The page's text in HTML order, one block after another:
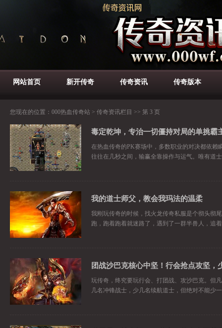
网站首页 新开传奇 传奇资讯 传奇版本
您现在的位置： 000热血传奇站 > 传奇资讯栏目 >> 第 3 页
毒定乾坤，专治一切僵持对局的单挑霸
在热血传奇的PK赛场中，多数职业的对决都依
往往在几秒之间，输赢全靠操作与运气。唯有道
我的道士师父，教会我玛法的温柔
我刚玩传奇的时候，找火龙传奇私服是个彻头彻
跑，跑着跑着就迷路了，遇到了一群半兽人，追
玩传奇，终究要玩行会、打团战、攻沙巴克。但
几名冲锋战士，少几名续航道士，但绝对不能少